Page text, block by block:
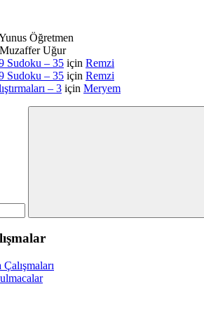
Öğretmen
Muzaffer Uğur
Sudoku – 35 için Remzi
Sudoku – 35 için Remzi
– 3 için Meryem
Search